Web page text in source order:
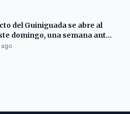
del Guiniguada se abre al
domingo, una semana antes